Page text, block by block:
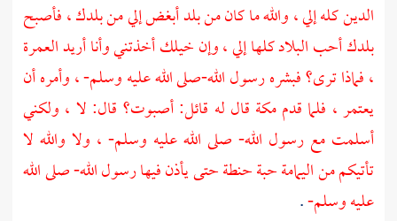
الدين كله إلي ، والله ما كان من بلد أبغض إلي من بلدك ، فأصبح
بلدك أحب البلاد كلها إلي ، وإن خيلك أخذتني وأنا أريد العمرة
، فماذا ترى؟ فبشره رسول الله-صلى الله عليه وسلم- ، وأمره أن
يعتمر ، فلما قدممكة قال له قائل: أصبوت؟ قال: لا ، ولكني
أسلمت مع رسول الله- صلى الله عليه وسلم- ، ولا والله لا
تأتيكم مناليمامةحبة حنطة حتى يأذن فيها رسول الله- صلى الله
عليه وسلم-.